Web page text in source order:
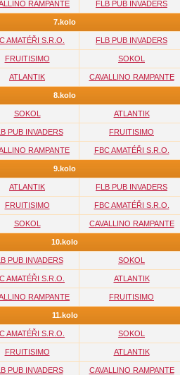
RAMPANTE FLB PUB INVADERS
7.kolo
AMATÉŘI S.R.O. FLB PUB INVADERS
FRUITISIMO SOKOL
ATLANTIK CAVALLINO RAMPANTE
8.kolo
SOKOL ATLANTIK
PUB INVADERS FRUITISIMO
RAMPANTE FBC AMATÉŘI S.R.O.
9.kolo
ATLANTIK FLB PUB INVADERS
FRUITISIMO FBC AMATÉŘI S.R.O.
SOKOL CAVALLINO RAMPANTE
10.kolo
PUB INVADERS SOKOL
AMATÉŘI S.R.O. ATLANTIK
RAMPANTE FRUITISIMO
11.kolo
AMATÉŘI S.R.O. SOKOL
FRUITISIMO ATLANTIK
PUB INVADERS CAVALLINO RAMPANTE